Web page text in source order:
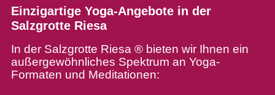
Einzigartige Yoga-Angebote in der
Salzgrotte Riesa
In der Salzgrotte Riesa ® bieten wir Ihnen ein
außergewöhnliches Spektrum an Yoga-
Formaten und Meditationen: